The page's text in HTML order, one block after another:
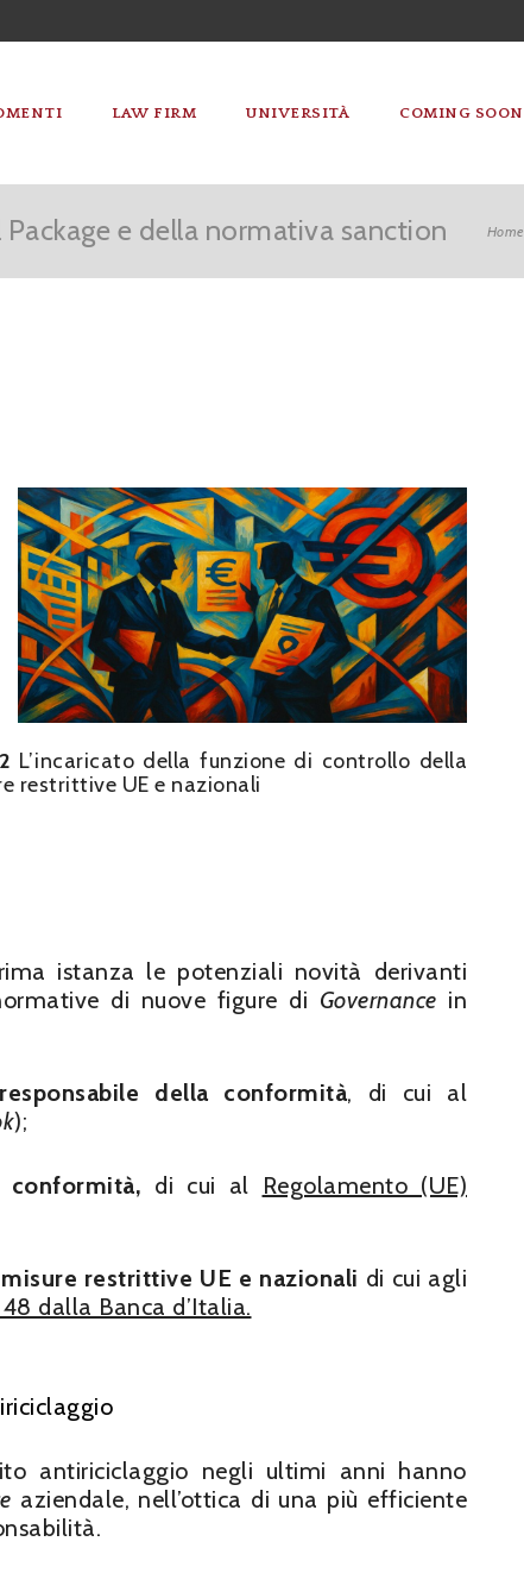
LAW FIRM UNIVERSITÀ COMING SOON
Home
e della normativa sanction
L’incaricato della funzione di controllo della
restrittive UE e nazionali
istanza le potenziali novità derivanti
di nuove figure di Governance in
della conformità, di cui al
);
di cui al Regolamento (UE)
restrittive UE e nazionali di cui agli
dalla Banca d’Italia.
antiriciclaggio negli ultimi anni hanno
aziendale, nell’ottica di una più efficiente